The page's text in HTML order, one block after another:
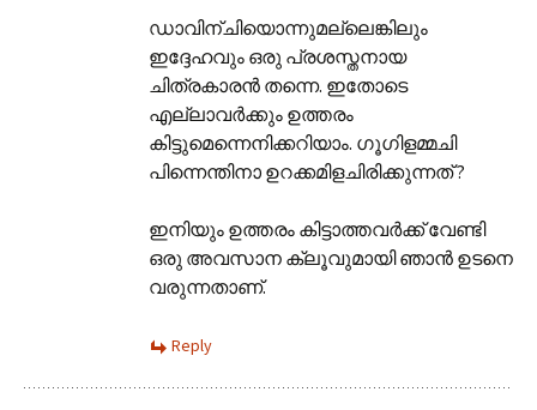
ഡാവിന്ചിയൊന്നുമല്ലെങ്കിലും
ഇദ്ദേഹവും ഒരു പ്രശസ്തനായ
ചിത്രകാരന്‍ തന്നെ. ഇതോടെ
എല്ലാവര്‍ക്കും ഉത്തരം
കിട്ടുമെന്നെനിക്കറിയാം. ഗൂഗിളമ്മചി
പിന്നെന്തിനാ ഉറക്കമിളചിരിക്കുന്നത് ?
ഇനിയും ഉത്തരം കിട്ടാത്തവര്‍ക്ക് വേണ്ടി
ഒരു അവസാന ക്ലൂവുമായി ഞാന്‍ ഉടനെ
വരുന്നതാണ്.
Reply